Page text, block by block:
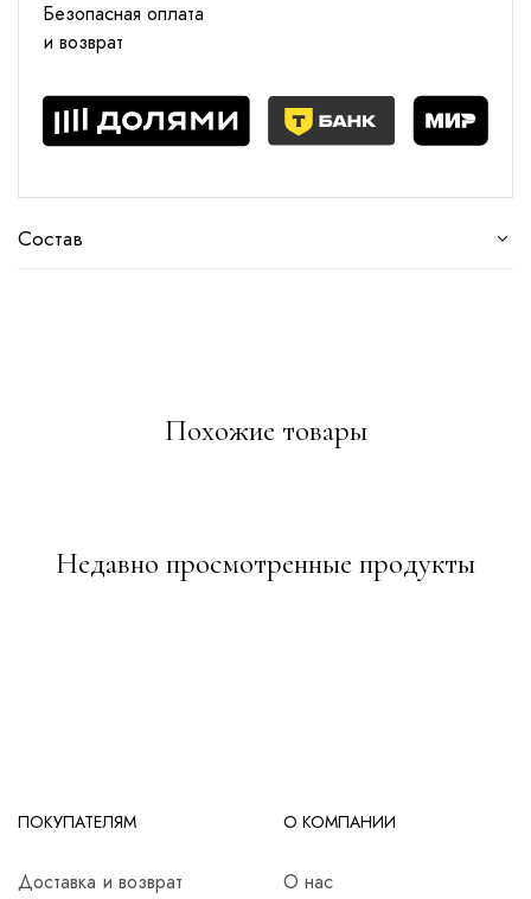
Безопасная оплата
и возврат
Состав
Похожие товары
Недавно просмотренные продукты
ПОКУПАТЕЛЯМ
Доставка и возврат
О КОМПАНИИ
О нас